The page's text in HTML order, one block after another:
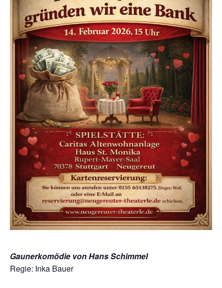
Gaunerkomödie von Hans Schimmel
Regie: Inka Bauer